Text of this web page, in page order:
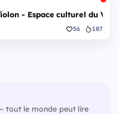
- Espace culturel du
56 187
tout le monde peut lire